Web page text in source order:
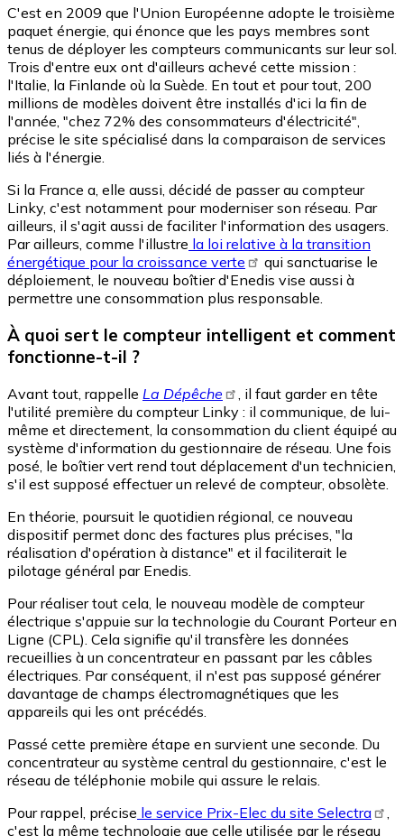
C'est en 2009 que l'Union Européenne adopte le troisième
paquet énergie, qui énonce que les pays membres sont
tenus de déployer les compteurs communicants sur leur sol.
Trois d'entre eux ont d'ailleurs achevé cette mission :
l'Italie, la Finlande où la Suède. En tout et pour tout, 200
millions de modèles doivent être installés d'ici la fin de
l'année, "chez 72% des consommateurs d'électricité",
précise le site spécialisé dans la comparaison de services
liés à l'énergie.
Si la France a, elle aussi, décidé de passer au compteur
Linky, c'est notamment pour moderniser son réseau. Par
ailleurs, il s'agit aussi de faciliter l'information des usagers.
Par ailleurs, comme l'illustre la loi relative à la transition
énergétique pour la croissance verte
qui sanctuarise le
déploiement, le nouveau boîtier d'Enedis vise aussi à
permettre une consommation plus responsable.
À quoi sert le compteur intelligent et comment
fonctionne-t-il ?
Avant tout, rappelle La Dépêche
, il faut garder en tête
l'utilité première du compteur Linky : il communique, de lui-
même et directement, la consommation du client équipé au
système d'information du gestionnaire de réseau. Une fois
posé, le boîtier vert rend tout déplacement d'un technicien,
s'il est supposé effectuer un relevé de compteur, obsolète.
En théorie, poursuit le quotidien régional, ce nouveau
dispositif permet donc des factures plus précises, "la
réalisation d'opération à distance" et il faciliterait le
pilotage général par Enedis.
Pour réaliser tout cela, le nouveau modèle de compteur
électrique s'appuie sur la technologie du Courant Porteur en
Ligne (CPL). Cela signifie qu'il transfère les données
recueillies à un concentrateur en passant par les câbles
électriques. Par conséquent, il n'est pas supposé générer
davantage de champs électromagnétiques que les
appareils qui les ont précédés.
Passé cette première étape en survient une seconde. Du
concentrateur au système central du gestionnaire, c'est le
réseau de téléphonie mobile qui assure le relais.
Pour rappel, précise le service Prix-Elec du site Selectra
c'est la même technologie que celle utilisée par le réseau